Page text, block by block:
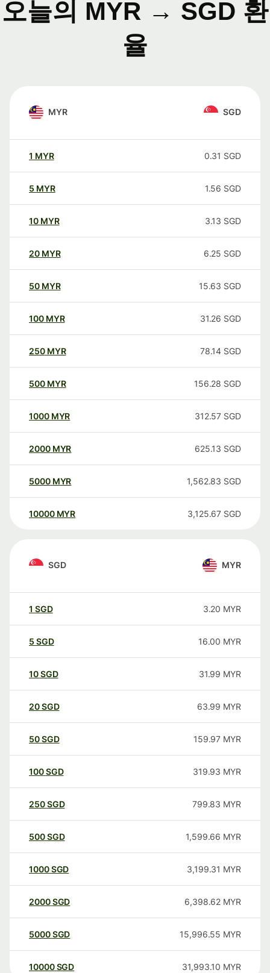
오늘의 MYR → SGD 환
율
MYR SGD
1 MYR 0.31 SGD
5 MYR 1.56 SGD
10 MYR 3.13 SGD
20 MYR 6.25 SGD
50 MYR 15.63 SGD
100 MYR 31.26 SGD
250 MYR 78.14 SGD
500 MYR 156.28 SGD
1000 MYR 312.57 SGD
2000 MYR 625.13 SGD
5000 MYR 1,562.83 SGD
10000 MYR 3,125.67 SGD
SGD MYR
1 SGD 3.20 MYR
5 SGD 16.00 MYR
10SGD 31.99 MYR
20SGD 63.99 MYR
50SGD 159.97 MYR
100SGD 319.93 MYR
250SGD 799.83 MYR
500SGD 1,599.66 MYR
1000SGD 3,199.31 MYR
2000SGD 6,398.62 MYR
5000SGD 15,996.55 MYR
10000 SGD 31,993.10 MYR